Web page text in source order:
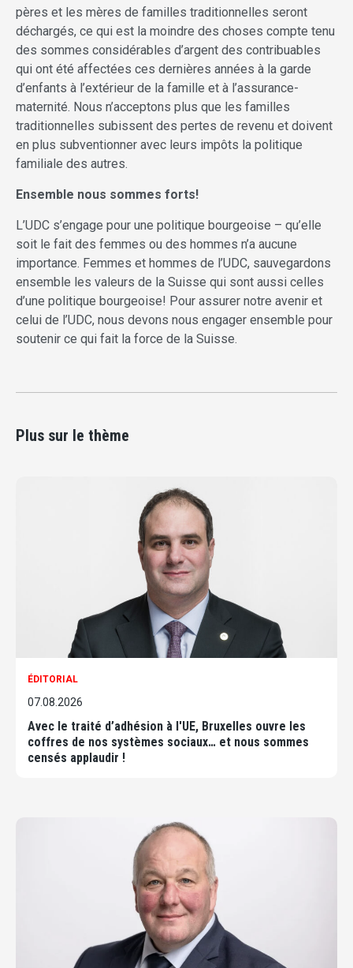
pères et les mères de familles traditionnelles seront
déchargés, ce qui est la moindre des choses compte tenu
des sommes considérables d’argent des contribuables
qui ont été affectées ces dernières années à la garde
d’enfants à l’extérieur de la famille et à l’assurance-
maternité. Nous n’acceptons plus que les familles
traditionnelles subissent des pertes de revenu et doivent
en plus subventionner avec leurs impôts la politique
familiale des autres.
Ensemble nous sommes forts!
L’UDC s’engage pour une politique bourgeoise – qu’elle
soit le fait des femmes ou des hommes n’a aucune
importance. Femmes et hommes de l’UDC, sauvegardons
ensemble les valeurs de la Suisse qui sont aussi celles
d’une politique bourgeoise! Pour assurer notre avenir et
celui de l’UDC, nous devons nous engager ensemble pour
soutenir ce qui fait la force de la Suisse.
Plus sur le thème
ÉDITORIAL
07.08.2026
Avec le traité d’adhésion à l'UE, Bruxelles ouvre les
coffres de nos systèmes sociaux… et nous sommes
censés applaudir !